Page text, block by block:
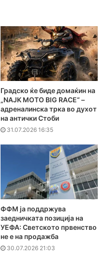
Градско ќе биде домаќин на
„NAJK MOTO BIG RACE“ –
адреналинска трка во духот
на антички Стоби
31.07.2026 16:35
ФФМ ја поддржува
заедничката позиција на
УЕФА: Светското првенство
не е на продажба
30.07.2026 21:03